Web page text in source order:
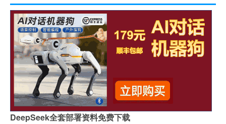
DeepSeek全套部署资料免费下载